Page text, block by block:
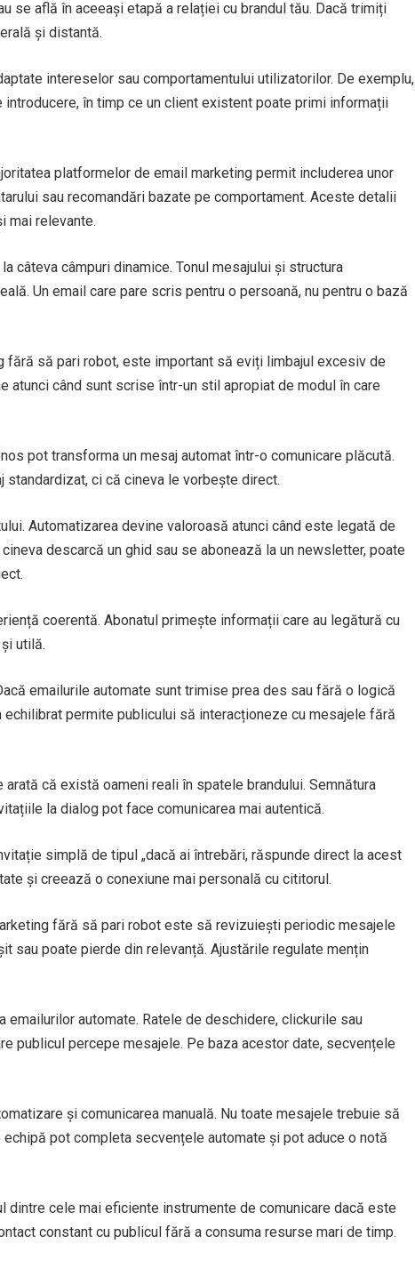
se află în aceeași etapă a relației cu brandul tău. Dacă trimiți
și distantă.
intereselor sau comportamentului utilizatorilor. De exemplu,
în timp ce un client existent poate primi informații
platformelor de email marketing permit includerea unor
sau recomandări bazate pe comportament. Aceste detalii
mai relevante.
câteva câmpuri dinamice. Tonul mesajului și structura
Un email care pare scris pentru o persoană, nu pentru o bază
fără să pari robot, este important să eviți limbajul excesiv de
atunci când sunt scrise într-un stil apropiat de modul în care
pot transforma un mesaj automat într-o comunicare plăcută.
ci că cineva le vorbește direct.
Automatizarea devine valoroasă atunci când este legată de
descarcă un ghid sau se abonează la un newsletter, poate
coerentă. Abonatul primește informații care au legătură cu
utilă.
emailurile automate sunt trimise prea des sau fără o logică
permite publicului să interacționeze cu mesajele fără
că există oameni reali în spatele brandului. Semnătura
la dialog pot face comunicarea mai autentică.
simplă de tipul „dacă ai întrebări, răspunde direct la acest
și creează o conexiune mai personală cu cititorul.
fără să pari robot este să revizuiești periodic mesajele
sau poate pierde din relevanță. Ajustările regulate mențin
automate. Ratele de deschidere, clickurile sau
publicul percepe mesajele. Pe baza acestor date, secvențele
și comunicarea manuală. Nu toate mesajele trebuie să
pot completa secvențele automate și pot aduce o notă
dintre cele mai eficiente instrumente de comunicare dacă este
constant cu publicul fără a consuma resurse mari de timp.